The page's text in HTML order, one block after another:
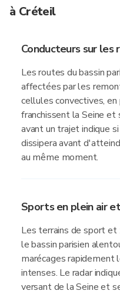
à Créteil
Conducteurs sur
Les routes du bassin
affectées par les
cellules convectives,
franchissent la Seine
avant un trajet indique
dissipera avant
au même moment.
Sports en plein air
Les terrains de sport
le bassin parisien
marécages
intenses. Le radar
versant de la Seine et